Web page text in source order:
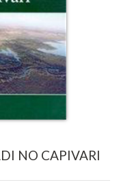
NO CAPIVARI